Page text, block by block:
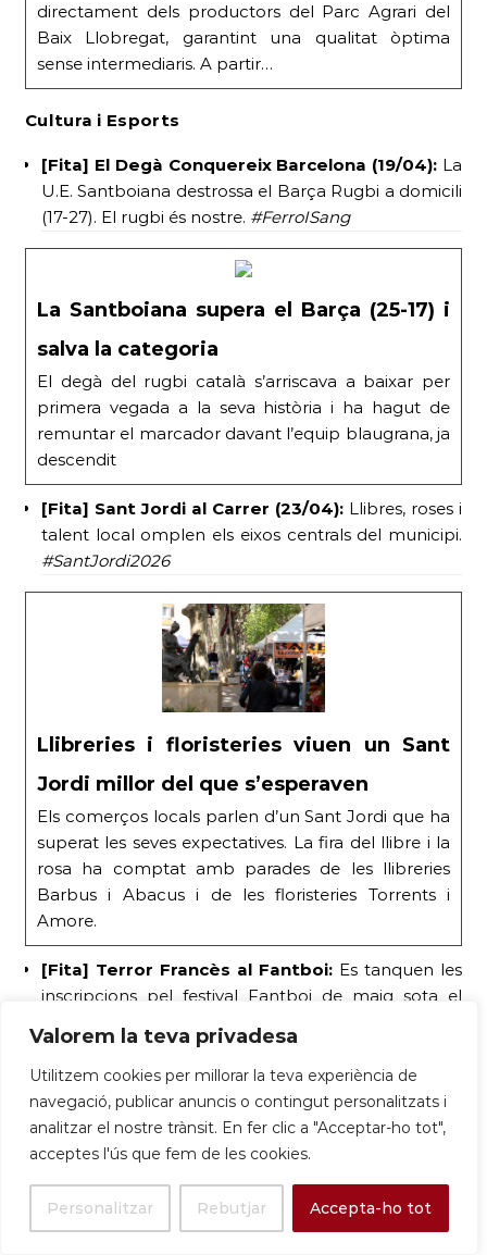
Valorem la teva privadesa
Utilitzem cookies per millorar la teva experiència de
navegació, publicar anuncis o contingut personalitzats i
analitzar el nostre trànsit. En fer clic a "Acceptar-ho tot",
acceptes l'ús que fem de les cookies.
Personalitzar Rebutjar Accepta-ho tot
directament dels productors del Parc Agrari del
Baix Llobregat, garantint una qualitat òptima
sense intermediaris. A partir…
Cultura i Esports
[Fita] El Degà Conquereix Barcelona (19/04): La
U.E. Santboiana destrossa el Barça Rugbi a domicili
(17-27). El rugbi és nostre. #FerroISang
La Santboiana supera el Barça (25-17) i
salva la categoria
El degà del rugbi català s’arriscava a baixar per
primera vegada a la seva història i ha hagut de
remuntar el marcador davant l’equip blaugrana, ja
descendit
[Fita] Sant Jordi al Carrer (23/04): Llibres, roses i
talent local omplen els eixos centrals del municipi.
#SantJordi2026
Llibreries i floristeries viuen un Sant
Jordi millor del que s’esperaven
Els comerços locals parlen d’un Sant Jordi que ha
superat les seves expectatives. La fira del llibre i la
rosa ha comptat amb parades de les llibreries
Barbus i Abacus i de les floristeries Torrents i
Amore.
[Fita] Terror Francès al Fantboi: Es tanquen les
inscripcions pel festival Fantboi de maig sota el
Xarxes Socials (Digital Trends)